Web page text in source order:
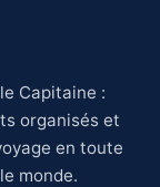
Capitaine :
organisés et
en toute
monde.